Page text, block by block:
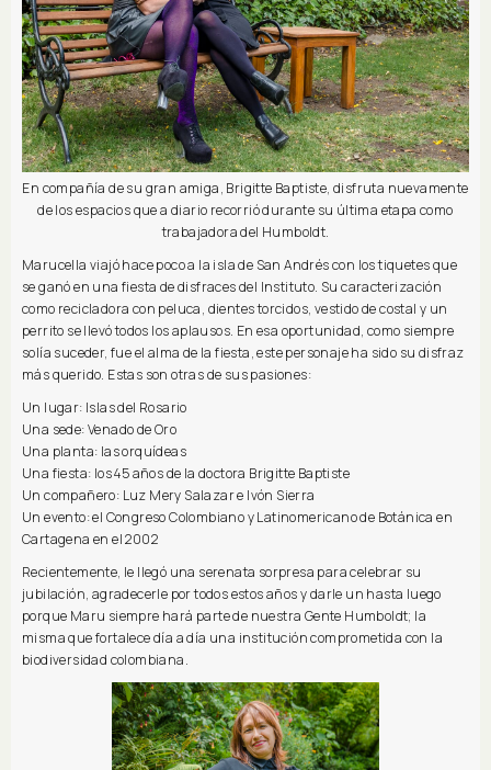
En compañía de su gran amiga, Brigitte Baptiste, disfruta nuevamente
de los espacios que a diario recorrió durante su última etapa como
trabajadora del Humboldt.
Marucella viajó hace poco a la isla de San Andrés con los tiquetes que
se ganó en una fiesta de disfraces del Instituto. Su caracterización
como recicladora con peluca, dientes torcidos, vestido de costal y un
perrito se llevó todos los aplausos. En esa oportunidad, como siempre
solía suceder, fue el alma de la fiesta, este personaje ha sido su disfraz
más querido. Estas son otras de sus pasiones:
Un lugar: Islas del Rosario
Una sede: Venado de Oro
Una planta: las orquídeas
Una fiesta: los 45 años de la doctora Brigitte Baptiste
Un compañero: Luz Mery Salazar e Ivón Sierra
Un evento: el Congreso Colombiano y Latinomericano de Botánica en
Cartagena en el 2002
Recientemente, le llegó una serenata sorpresa para celebrar su
jubilación, agradecerle por todos estos años y darle un hasta luego
porque Maru siempre hará parte de nuestra Gente Humboldt; la
misma que fortalece día a día una institución comprometida con la
biodiversidad colombiana.